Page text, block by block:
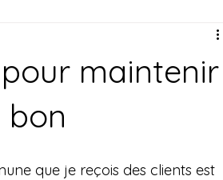
maintenir
bon
que je reçois des clients est